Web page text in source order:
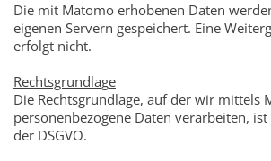
Die mit Matomo erhobenen Daten
eigenen Servern gespeichert. Eine
erfolgt nicht.
Rechtsgrundlage
Die Rechtsgrundlage, auf der wir mittels
personenbezogene Daten verarbeiten,
der DSGVO.